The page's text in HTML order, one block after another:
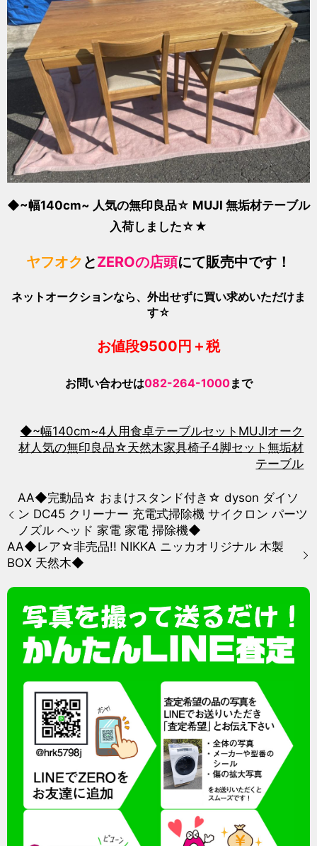
◆~幅140cm~ 人気の無印良品☆ MUJI 無垢材テーブル
入荷しました☆★
ヤフオク とZEROの店頭にて販売中です！
ネットオークションなら、外出せずに買い求めいただけま
す☆
お値段9500 円＋税
お問い合わせは082-264-1000まで
◆~幅140cm~4人用食卓テーブルセット MUJIオーク
材 人気の無印良品☆天然木家具椅子4脚セット無垢材
テーブル
AA◆完動品☆ おまけスタンド付き☆ dyson ダイソ
ン DC45 クリーナー 充電式掃除機 サイクロン パーツ
ノズル ヘッド 家電 家電 掃除機◆
AA◆レア☆非売品!! NIKKA ニッカオリジナル 木製
BOX 天然木◆